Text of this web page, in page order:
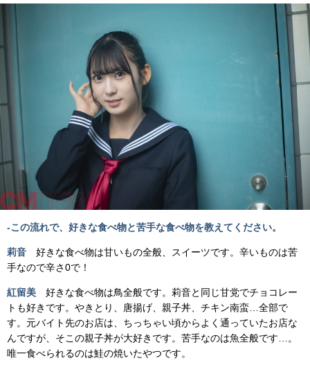
-この流れで、 好きな食べ物と苦手な食べ物を教えてください。
莉音 好きな食べ物は甘いもの全般、スイーツです。辛いものは苦
手なので辛さ0で！
紅留美 好きな食べ物は鳥全般です。莉音と同じ甘党でチョコレー
トも好きです。やきとり、唐揚げ、親子丼、チキン南蛮…全部で
す。元バイト先のお店は、ちっちゃい頃からよく通っていたお店な
んですが、そこの親子丼が大好きです。苦手なのは魚全般です…。
唯一食べられるのは鮭の焼いたやつです。